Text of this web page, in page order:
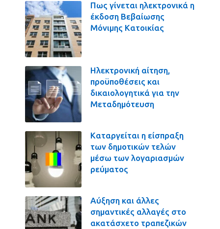
Πως γίνεται ηλεκτρονικά η
έκδοση Βεβαίωσης
Μόνιμης Κατοικίας
Ηλεκτρονική αίτηση,
προϋποθέσεις και
δικαιολογητικά για την
Μεταδημότευση
Καταργείται η είσπραξη
των δημοτικών τελών
μέσω των λογαριασμών
ρεύματος
Αύξηση και άλλες
σημαντικές αλλαγές στο
ακατάσχετο τραπεζικών